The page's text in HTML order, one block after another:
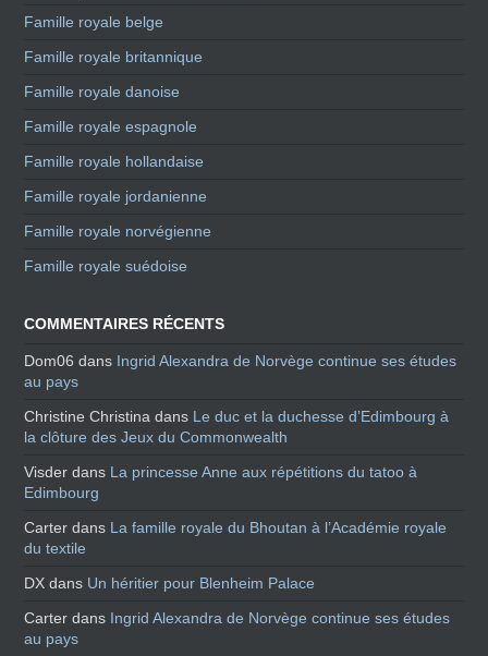
Famille royale belge
Famille royale britannique
Famille royale danoise
Famille royale espagnole
Famille royale hollandaise
Famille royale jordanienne
Famille royale norvégienne
Famille royale suédoise
COMMENTAIRES RÉCENTS
Dom06 dans Ingrid Alexandra de Norvège continue ses études
au pays
Christine Christina dans Le duc et la duchesse d’Edimbourg à
la clôture des Jeux du Commonwealth
Visder dans La princesse Anne aux répétitions du tatoo à
Edimbourg
Carter dans La famille royale du Bhoutan à l’Académie royale
du textile
DX dans Un héritier pour Blenheim Palace
Carter dans Ingrid Alexandra de Norvège continue ses études
au pays